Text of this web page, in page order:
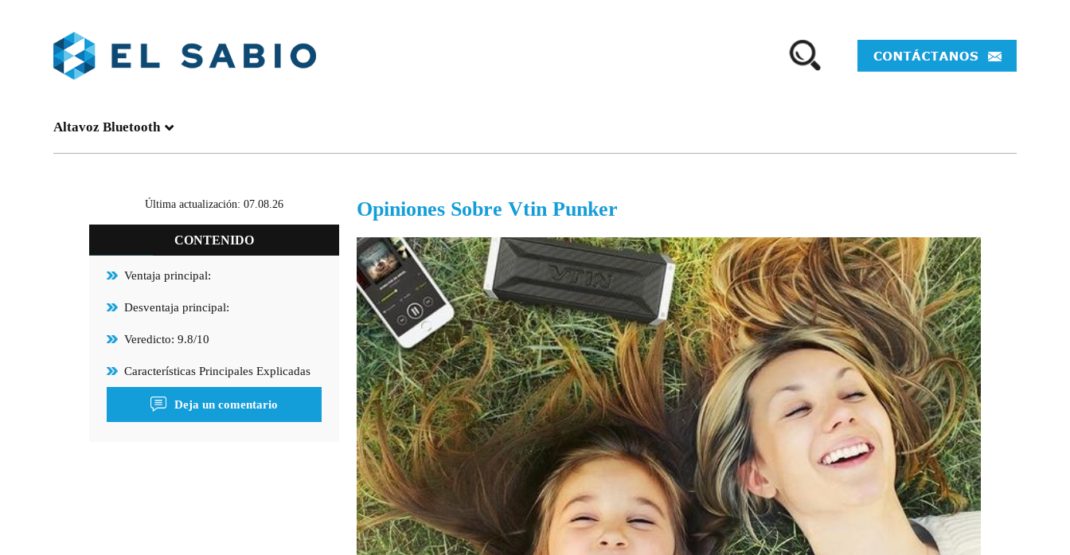
Altavoz Bluetooth
Última actualización: 07.08.26
CONTENIDO
Ventaja principal:
Desventaja principal:
Veredicto: 9.8/10
Características Principales Explicadas
Deja un comentario
Opiniones Sobre Vtin Punker